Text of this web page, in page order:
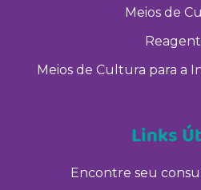
Meios de
Meios de Cultura para a
Links
Encontre seu